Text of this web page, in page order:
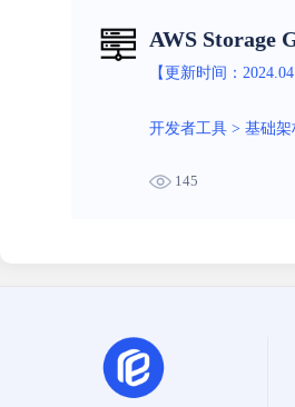
AWS Storage
【更新时间：
开发者工具 > 基础架
145